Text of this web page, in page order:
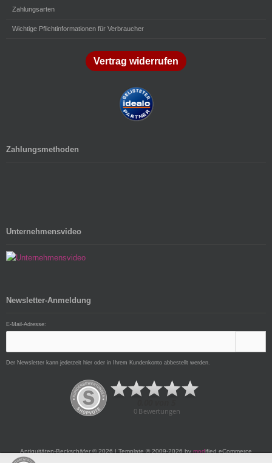
Zahlungsarten
Wichtige Pflichtinformationen für Verbraucher
Vertrag widerrufen
Zahlungsmethoden
Unternehmensvideo
Newsletter-Anmeldung
E-Mail-Adresse:
Der Newsletter kann jederzeit hier oder in Ihrem Kundenkonto abbestellt werden.
Antiquitäten-Beckschäfer © 2026 | Template © 2009-2026 bymodified eCommerce